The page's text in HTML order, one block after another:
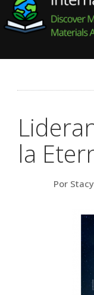
la
Por